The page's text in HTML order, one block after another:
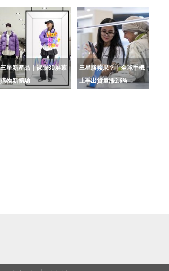
三星新產品｜裸眼3D屏幕
購物新體驗
三星勝蘋果？｜全球手機
上季出貨量漲2.6%